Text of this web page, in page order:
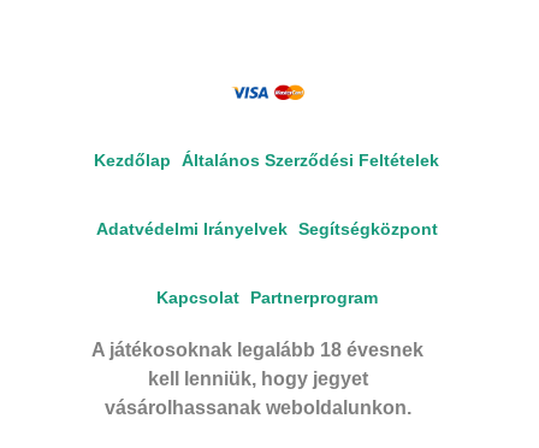
Kezdőlap Általános Szerződési Feltételek
Adatvédelmi Irányelvek Segítségközpont
Kapcsolat Partnerprogram
A játékosoknak legalább 18 évesnek
kell lenniük, hogy jegyet
vásárolhassanak weboldalunkon.